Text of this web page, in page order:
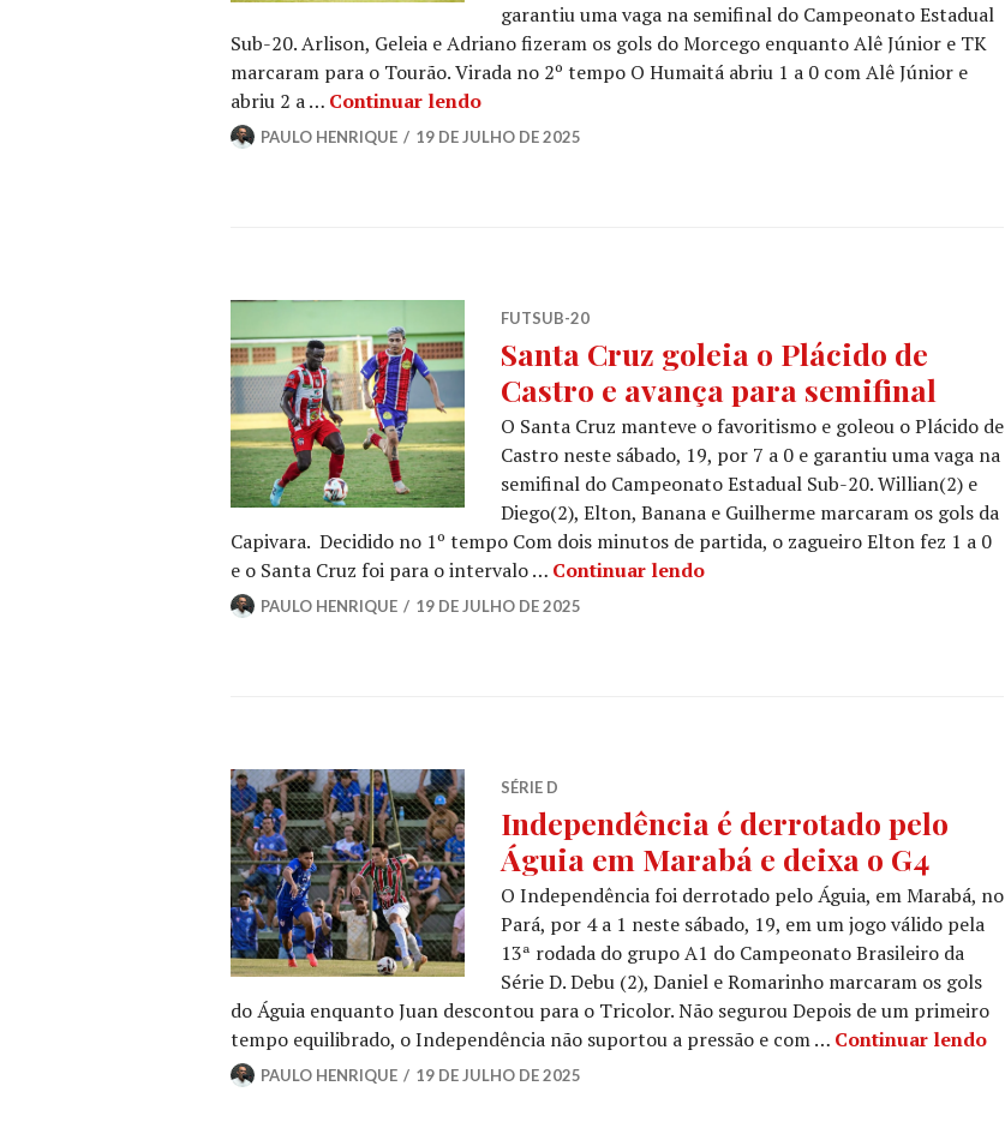
garantiu uma vaga na semifinal do Campeonato Estadual
Sub-20. Arlison, Geleia e Adriano fizeram os gols do Morcego enquanto Alê Júnior e TK
marcaram para o Tourão. Virada no 2º tempo O Humaitá abriu 1 a 0 com Alê Júnior e
abriu 2 a … Continuar lendo
PAULO HENRIQUE 19 DE JULHO DE 2025
FUTSUB-20
Santa Cruz goleia o Plácido de
Castro e avança para semifinal
O Santa Cruz manteve o favoritismo e goleou o Plácido de
Castro neste sábado, 19, por 7 a 0 e garantiu uma vaga na
semifinal do Campeonato Estadual Sub-20. Willian(2) e
Diego(2), Elton, Banana e Guilherme marcaram os gols da
Capivara. Decidido no 1º tempo Com dois minutos de partida, o zagueiro Elton fez 1 a 0
e o Santa Cruz foi para o intervalo … Continuar lendo
PAULO HENRIQUE 19 DE JULHO DE 2025
SÉRIE D
Independência é derrotado pelo
Águia em Marabá e deixa o G4
O Independência foi derrotado pelo Águia, em Marabá, no
Pará, por 4 a 1 neste sábado, 19, em um jogo válido pela
13ª rodada do grupo A1 do Campeonato Brasileiro da
Série D. Debu (2), Daniel e Romarinho marcaram os gols
do Águia enquanto Juan descontou para o Tricolor. Não segurou Depois de um primeiro
tempo equilibrado, o Independência não suportou a pressão e com … Continuar lendo
PAULO HENRIQUE 19 DE JULHO DE 2025